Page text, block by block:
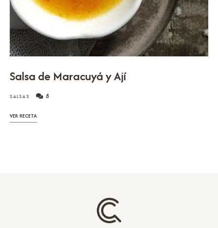
Salsa de Maracuyá y Ají
SALSAS 8
VER RECETA